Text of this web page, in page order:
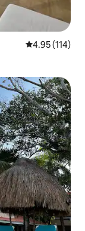
평점 4.95점(5
4.95 (114)